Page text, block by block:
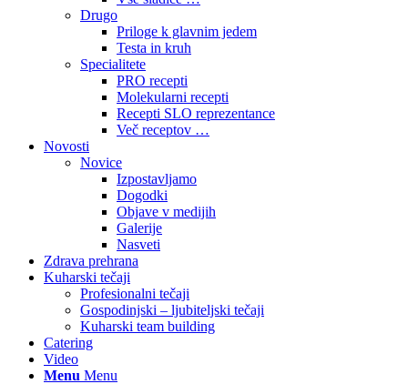
Drugo
Priloge k glavnim jedem
Testa in kruh
Specialitete
PRO recepti
Molekularni recepti
Recepti SLO reprezentance
Več receptov …
Novosti
Novice
Izpostavljamo
Dogodki
Objave v medijih
Galerije
Nasveti
Zdrava prehrana
Kuharski tečaji
Profesionalni tečaji
Gospodinjski – ljubiteljski tečaji
Kuharski team building
Catering
Video
Menu Menu